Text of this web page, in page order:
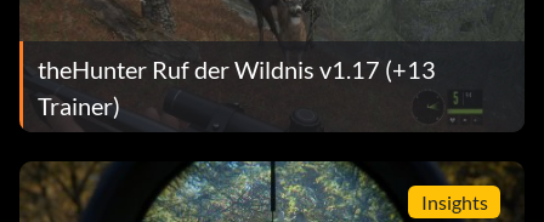
theHunter Ruf der Wildnis v1.17 (+13
Trainer)
Insights